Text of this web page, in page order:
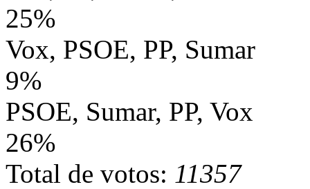
25%
Vox, PSOE, PP, Sumar
9%
PSOE, Sumar, PP, Vox
26%
Total de votos: 11357